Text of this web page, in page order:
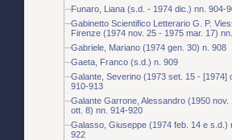
Funaro, Liana (s.d. - 1974 dic.) nn. 904-
Gabinetto Scientifico Letterario G. P.
Firenze (1974 nov. 25 - 1975 mar. 17)
Gabriele, Mariano (1974 gen. 30) n. 908
Gaeta, Franco (s.d.) n. 909
Galante, Severino (1973 set. 15 - [1974]
910-913
Galante Garrone, Alessandro (1950 nov.
ott. 8) nn. 914-920
Galasso, Giuseppe (1974 feb. 14 e s.d.)
922